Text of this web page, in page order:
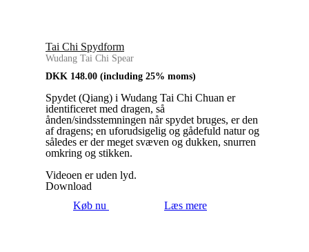
Tai Chi Spydform
Wudang Tai Chi Spear
DKK 148.00 (including 25% moms)
Spydet (Qiang) i Wudang Tai Chi Chuan er
identificeret med dragen, så
ånden/sindsstemningen når spydet bruges, er den
af dragens; en uforudsigelig og gådefuld natur og
således er der meget svæven og dukken, snurren
omkring og stikken.
Videoen er uden lyd.
Download
Køb nu
Læs mere